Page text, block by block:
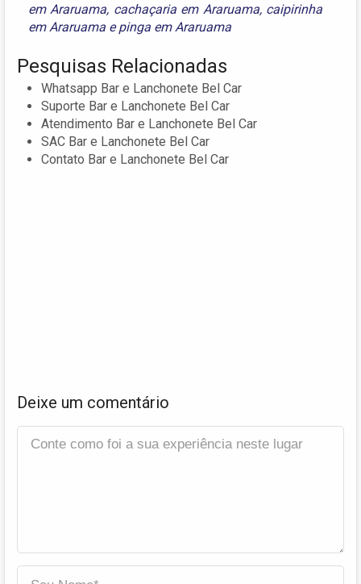
em Araruama, cachaçaria em Araruama, caipirinha
em Araruama epinga em Araruama
Pesquisas Relacionadas
Whatsapp Bar e Lanchonete Bel Car
Suporte Bar e Lanchonete Bel Car
Atendimento Bar e Lanchonete Bel Car
SAC Bar e Lanchonete Bel Car
Contato Bar e Lanchonete Bel Car
Deixe um comentário